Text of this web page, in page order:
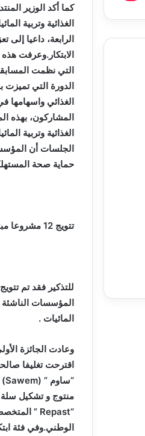
كما أكد الوزير
الغذائية وتربية
الرابعة، داعيا
الابتكار.وعرفت هذه الطبعة مشاركة ما
الدورة التي
الغذائي واسهامها
المشاركون، بهذه
الغذائية وتربية
الجلسات أن
حماية صحة
تتويج 12 مشروعا مبتكرا
المؤسسات الناشئة
المائيات .
وعادت الجائزة
اقترحت تغليفا
“ساوم ” (Sawem
)
منتوج و تشكيل سلة
“
Repast
”
الوطني.وفي فئة